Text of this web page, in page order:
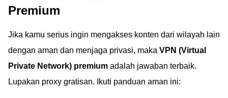
Premium
Jika kamu serius ingin mengakses konten dari wilayah lain
dengan aman dan menjaga privasi, maka VPN (Virtual
Private Network) premium adalah jawaban terbaik.
Lupakan proxy gratisan. Ikuti panduan aman ini: